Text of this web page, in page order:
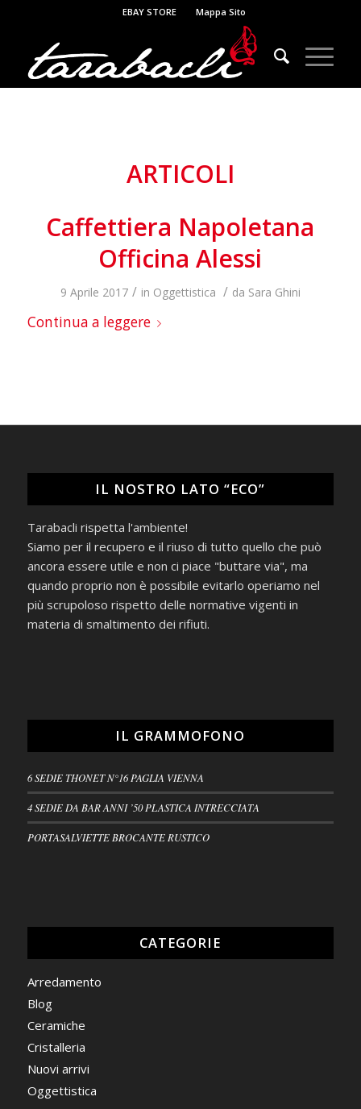
EBAY STORE Mappa Sito
ARTICOLI
Caffettiera Napoletana
Officina Alessi
9 Aprile 2017 / in Oggettistica / da Sara Ghini
Continua a leggere
IL NOSTRO LATO “ECO”
Tarabacli rispetta l'ambiente!
Siamo per il recupero e il riuso di tutto quello che può
ancora essere utile e non ci piace "buttare via", ma
quando proprio non è possibile evitarlo operiamo nel
più scrupoloso rispetto delle normative vigenti in
materia di smaltimento dei rifiuti.
IL GRAMMOFONO
6 SEDIE THONET N°16 PAGLIA VIENNA
4 SEDIE DA BAR ANNI ’50 PLASTICA INTRECCIATA
PORTASALVIETTE BROCANTE RUSTICO
CATEGORIE
Arredamento
Blog
Ceramiche
Cristalleria
Nuovi arrivi
Oggettistica